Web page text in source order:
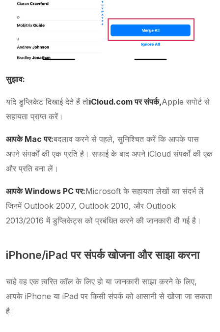
सुझाव:
यदि डुप्लिकेट दिखाई देते हैं तोiCloud.com पर संपर्क,Apple सपोर्ट से
सहायता प्राप्त करें।
आपके Mac पर:बदलाव करने से पहले, सुनिश्चित करें कि आपके पास
अपने संपर्कों की एक प्रति है। सफाई के बाद अपने iCloud संपर्कों की एक
और प्रति बना लें।
आपके Windows PC पर:Microsoft के सहायता लेखों का संदर्भ लें
जिनमें Outlook 2007, Outlook 2010, और Outlook
2013/2016 में डुप्लिकेट्स को प्रबंधित करने की जानकारी दी गई है।
iPhone/iPad पर संपर्क खोजना और साझा करना
चाहे वह एक त्वरित कॉल के लिए हो या जानकारी साझा करने के लिए,
आपके iPhone या iPad पर किसी संपर्क को आसानी से खोजा जा सकता
है।